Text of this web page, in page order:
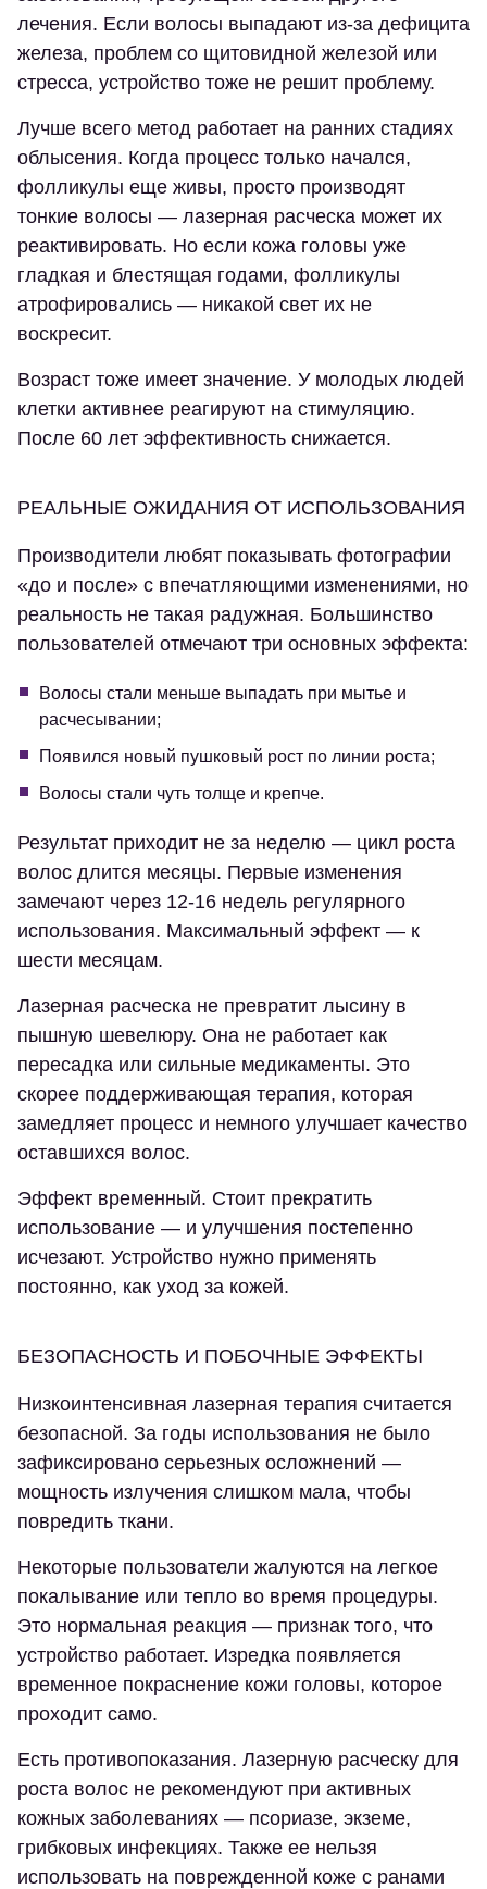
лечения. Если волосы выпадают из-за дефицита
железа, проблем со щитовидной железой или
стресса, устройство тоже не решит проблему.
Лучше всего метод работает на ранних стадиях
облысения. Когда процесс только начался,
фолликулы еще живы, просто производят
тонкие волосы — лазерная расческа может их
реактивировать. Но если кожа головы уже
гладкая и блестящая годами, фолликулы
атрофировались — никакой свет их не
воскресит.
Возраст тоже имеет значение. У молодых людей
клетки активнее реагируют на стимуляцию.
После 60 лет эффективность снижается.
РЕАЛЬНЫЕ ОЖИДАНИЯ ОТ ИСПОЛЬЗОВАНИЯ
Производители любят показывать фотографии
«до и после» с впечатляющими изменениями, но
реальность не такая радужная. Большинство
пользователей отмечают три основных эффекта:
Волосы стали меньше выпадать при мытье и
расчесывании;
Появился новый пушковый рост по линии роста;
Волосы стали чуть толще и крепче.
Результат приходит не за неделю — цикл роста
волос длится месяцы. Первые изменения
замечают через 12-16 недель регулярного
использования. Максимальный эффект — к
шести месяцам.
Лазерная расческа не превратит лысину в
пышную шевелюру. Она не работает как
пересадка или сильные медикаменты. Это
скорее поддерживающая терапия, которая
замедляет процесс и немного улучшает качество
оставшихся волос.
Эффект временный. Стоит прекратить
использование — и улучшения постепенно
исчезают. Устройство нужно применять
постоянно, как уход за кожей.
БЕЗОПАСНОСТЬ И ПОБОЧНЫЕ ЭФФЕКТЫ
Низкоинтенсивная лазерная терапия считается
безопасной. За годы использования не было
зафиксировано серьезных осложнений —
мощность излучения слишком мала, чтобы
повредить ткани.
Некоторые пользователи жалуются на легкое
покалывание или тепло во время процедуры.
Это нормальная реакция — признак того, что
устройство работает. Изредка появляется
временное покраснение кожи головы, которое
проходит само.
Есть противопоказания. Лазерную расческу для
роста волос не рекомендуют при активных
кожных заболеваниях — псориазе, экземе,
грибковых инфекциях. Также ее нельзя
использовать на поврежденной коже с ранами